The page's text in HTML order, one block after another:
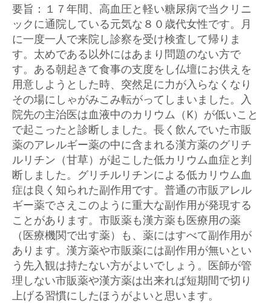
要旨：１７年間、高血圧と軽い糖尿病で当クリニ
ックに通院している元気な８０歳代女性です。月
に一度一人で来院し診察を受け検査して帰りま
す。太めである以外にはあまり問題のない方で
す。ある朝起きて食事の支度をし仏壇にお供えを
用意しようとした時、突然足に力が入らなくなり
その場にしゃがみこみ転がってしまいました。入
院先の主治医は血液中のカリウム（K）が低いこと
で起こったと診断しました。長く飲んでいた市販
薬のアレルギー薬の中に含まれる漢方薬のグリチ
ルリチン（甘草）が起こした低カリウム血症と判
断しました。グリチルリチンによる低カリウム血
症は良く知られた副作用です。普通の市販アレル
ギー薬でさえこのように重大な副作用が発現する
ことがあります。市販薬も漢方薬も医療用の薬
（医療機関で出す薬）も、薬にはすべて副作用が
あります。漢方薬や市販薬には副作用が無いとい
う先入観は持たない方がよいでしょう。医師が管
理しない市販薬や漢方薬は出来れば短期間で切り
上げる習慣にしたほうがよいと思います。